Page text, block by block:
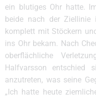
ein blutiges Ohr hatte.
beide nach der Ziellinie
komplett mit Stöckern
ins Ohr bekam. Nach
oberflächliche
Halfvarsson entschied
anzutreten, was seine
„Ich hatte heute